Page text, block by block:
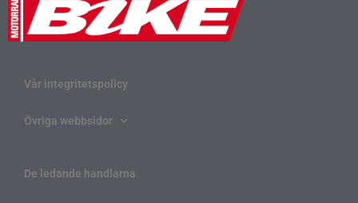
Vår integritetspolicy
Övriga webbsidor
De ledande handlarna